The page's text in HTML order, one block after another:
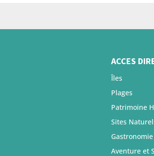
ACCES
Îles
Plages
Patrimoine
Sites
Gastronomie
Aventure et